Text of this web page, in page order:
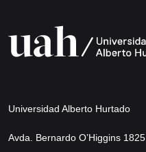
Universidad Alberto Hurtado
Avda. Bernardo O’Higgins 1825